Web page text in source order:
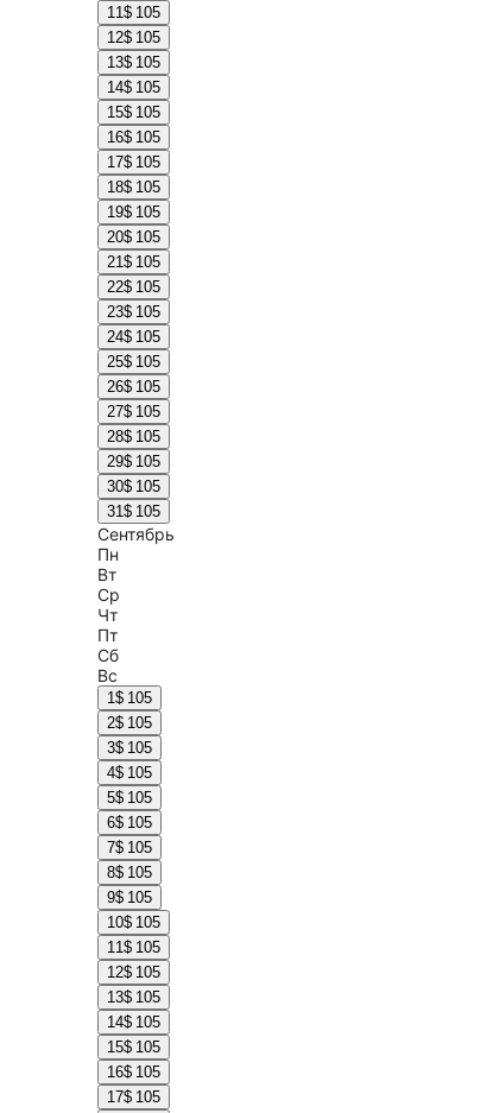
11$ 105
12$ 105
13$ 105
14$ 105
15$ 105
16$ 105
17$ 105
18$ 105
19$ 105
20$ 105
21$ 105
22$ 105
23$ 105
24$ 105
25$ 105
26$ 105
27$ 105
28$ 105
29$ 105
30$ 105
31$ 105
Сентябрь
Пн
Вт
Ср
Чт
Пт
Сб
Вс
1$ 105
2$ 105
3$ 105
4$ 105
5$ 105
6$ 105
7$ 105
8$ 105
9$ 105
10$ 105
11$ 105
12$ 105
13$ 105
14$ 105
15$ 105
16$ 105
17$ 105